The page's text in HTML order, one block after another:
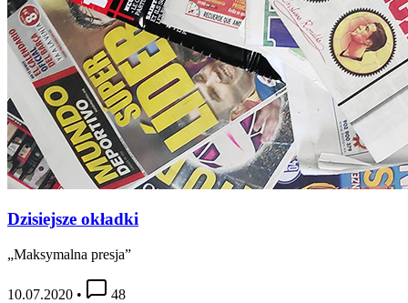
Dzisiejsze okładki
„Maksymalna presja”
10.07.2020 • 48